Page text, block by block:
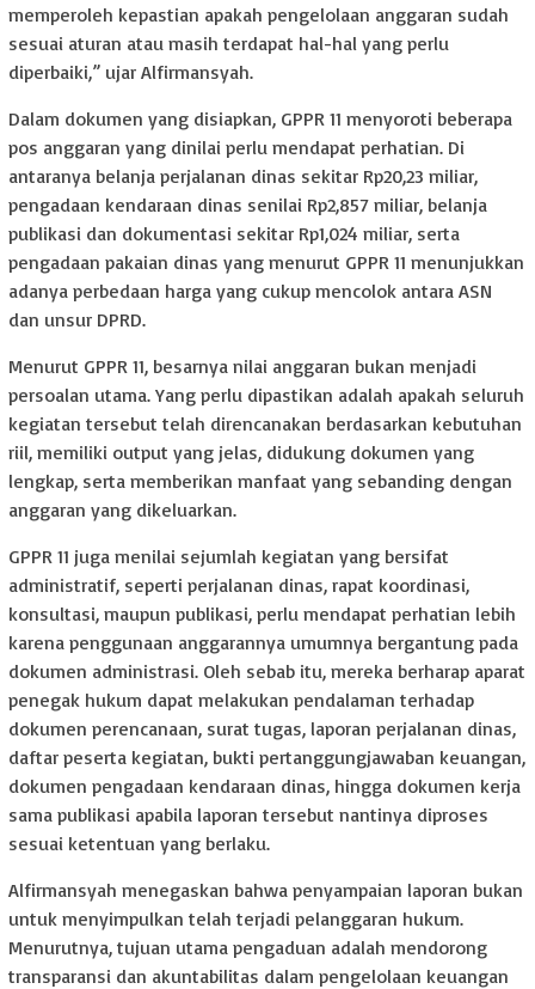
memperoleh kepastian apakah pengelolaan anggaran sudah
sesuai aturan atau masih terdapat hal-hal yang perlu
diperbaiki,” ujar Alfirmansyah.
Dalam dokumen yang disiapkan, GPPR 11 menyoroti beberapa
pos anggaran yang dinilai perlu mendapat perhatian. Di
antaranya belanja perjalanan dinas sekitar Rp20,23 miliar,
pengadaan kendaraan dinas senilai Rp2,857 miliar, belanja
publikasi dan dokumentasi sekitar Rp1,024 miliar, serta
pengadaan pakaian dinas yang menurut GPPR 11 menunjukkan
adanya perbedaan harga yang cukup mencolok antara ASN
dan unsur DPRD.
Menurut GPPR 11, besarnya nilai anggaran bukan menjadi
persoalan utama. Yang perlu dipastikan adalah apakah seluruh
kegiatan tersebut telah direncanakan berdasarkan kebutuhan
riil, memiliki output yang jelas, didukung dokumen yang
lengkap, serta memberikan manfaat yang sebanding dengan
anggaran yang dikeluarkan.
GPPR 11 juga menilai sejumlah kegiatan yang bersifat
administratif, seperti perjalanan dinas, rapat koordinasi,
konsultasi, maupun publikasi, perlu mendapat perhatian lebih
karena penggunaan anggarannya umumnya bergantung pada
dokumen administrasi. Oleh sebab itu, mereka berharap aparat
penegak hukum dapat melakukan pendalaman terhadap
dokumen perencanaan, surat tugas, laporan perjalanan dinas,
daftar peserta kegiatan, bukti pertanggungjawaban keuangan,
dokumen pengadaan kendaraan dinas, hingga dokumen kerja
sama publikasi apabila laporan tersebut nantinya diproses
sesuai ketentuan yang berlaku.
Alfirmansyah menegaskan bahwa penyampaian laporan bukan
untuk menyimpulkan telah terjadi pelanggaran hukum.
Menurutnya, tujuan utama pengaduan adalah mendorong
transparansi dan akuntabilitas dalam pengelolaan keuangan